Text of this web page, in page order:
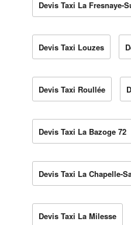
Devis Taxi La Fresnaye-
Devis Taxi Louzes
Devis Taxi Roullée
Devis Taxi La Bazoge 72
Devis Taxi La Chapelle-
Devis Taxi La Milesse